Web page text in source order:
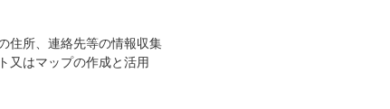
住所、連絡先等の情報収集
又はマップの作成と活用